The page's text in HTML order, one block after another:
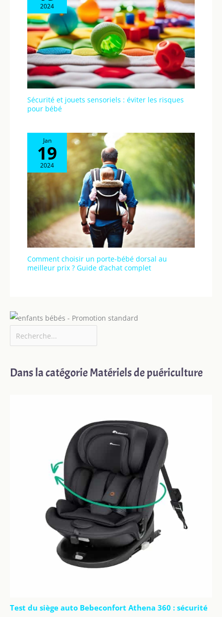
2024
Sécurité et jouets sensoriels : éviter les risques
pour bébé
Jan
19
2024
Comment choisir un porte-bébé dorsal au
meilleur prix ? Guide d’achat complet
Dans la catégorie Matériels de puériculture
Test du siège auto Bebeconfort Athena 360 : sécurité